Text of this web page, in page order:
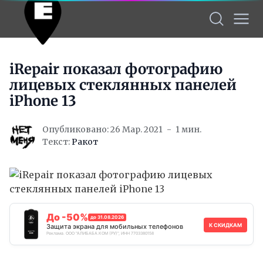
iRepair показал фотографию
лицевых стеклянных панелей
iPhone 13
Опубликовано: 26 Мар. 2021
1 мин.
Текст:Ракот
До -50% до 31.08.2026
Защита экрана для мобильных телефонов
Реклама. ООО "АЛИБАБА.КОМ (РУ)", ИНН 7703380158
К СКИДКАМ